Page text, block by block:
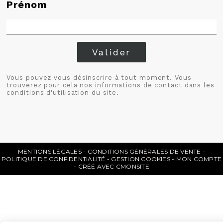
Prénom
Valider
Vous pouvez vous désinscrire à tout moment. Vous
trouverez pour cela nos informations de contact dans les
conditions d'utilisation du site.
MENTIONS LÉGALES
CONDITIONS GÉNÉRALES DE VENTE
POLITIQUE DE CONFIDENTIALITÉ
GESTION COOKIES
MON COMPTE
CRÉÉ AVEC CMONSITE